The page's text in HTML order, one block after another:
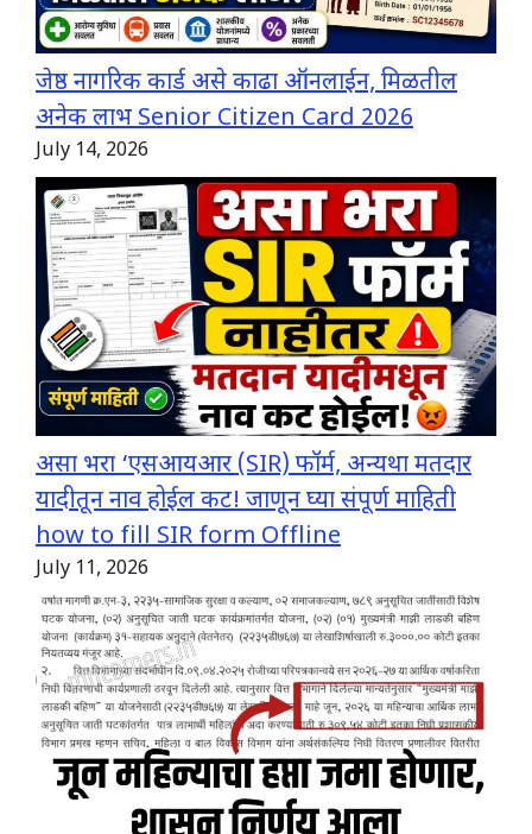
जेष्ठ नागरिक कार्ड असे काढा ऑनलाईन, मिळतील
अनेक लाभ Senior Citizen Card 2026
July 14, 2026
असा भरा ‘एसआयआर (SIR) फॉर्म, अन्यथा मतदार
यादीतून नाव होईल कट! जाणून घ्या संपूर्ण माहिती
how to fill SIR form Offline
July 11, 2026